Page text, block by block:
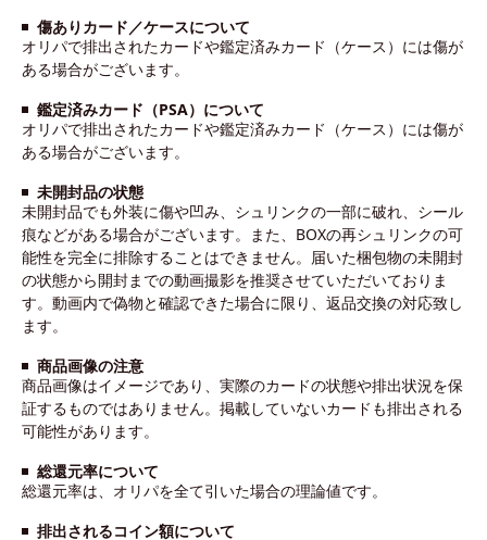
傷ありカード／ケースについて
オリパで排出されたカードや鑑定済みカード（ケース）には傷が
ある場合がございます。
鑑定済みカード（PSA）について
オリパで排出されたカードや鑑定済みカード（ケース）には傷が
ある場合がございます。
未開封品の状態
未開封品でも外装に傷や凹み、シュリンクの一部に破れ、シール
痕などがある場合がございます。また、BOXの再シュリンクの可
能性を完全に排除することはできません。届いた梱包物の未開封
の状態から開封までの動画撮影を推奨させていただいておりま
す。動画内で偽物と確認できた場合に限り、返品交換の対応致し
ます。
商品画像の注意
商品画像はイメージであり、実際のカードの状態や排出状況を保
証するものではありません。掲載していないカードも排出される
可能性があります。
総還元率について
総還元率は、オリパを全て引いた場合の理論値です。
排出されるコイン額について